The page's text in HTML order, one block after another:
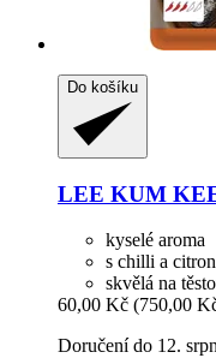
Do košíku
LEE KUM
kyselé aroma
s chilli a
skvělá na
60,00 Kč (750,00
Doručení do 12.